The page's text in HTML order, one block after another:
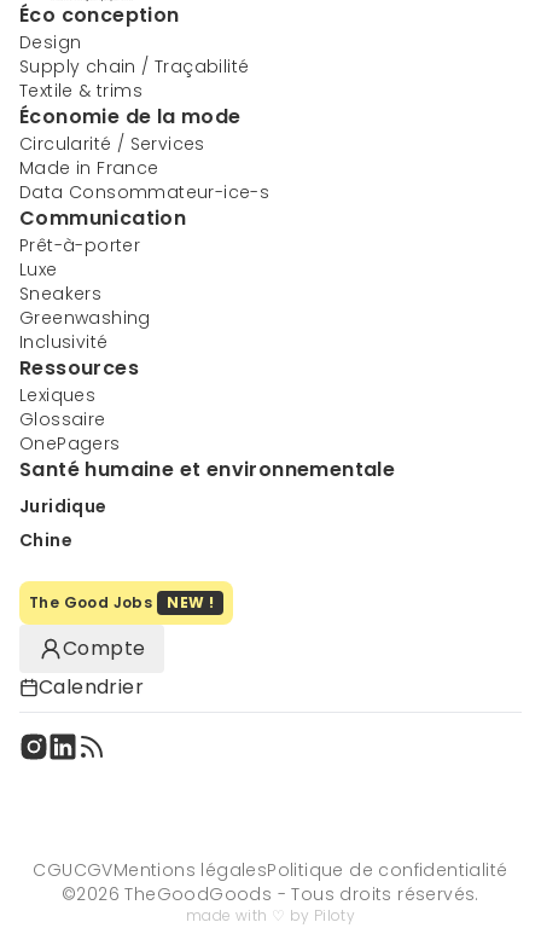
Éco conception
Design
Supply chain / Traçabilité
Textile & trims
Économie de la mode
Circularité / Services
Made in France
Data Consommateur-ice-s
Communication
Prêt-à-porter
Luxe
Sneakers
Greenwashing
Inclusivité
Ressources
Lexiques
Glossaire
OnePagers
Santé humaine et environnementale
Juridique
Chine
The Good Jobs NEW !
Compte
Calendrier
CGUCGVMentions légalesPolitique de confidentialité
©2026 TheGoodGoods - Tous droits réservés.
made with ♡ by Piloty